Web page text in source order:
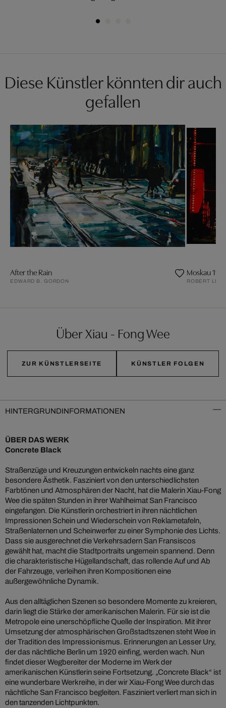
Diese Künstler könnten dir auch
gefallen
After the Rain
EDWARD B. GORDON
Moskau
ROBERT
Über Xiau - Fong Wee
ZUR KÜNSTLERSEITE KÜNSTLER FOLGEN
HINTERGRUNDINFORMATIONEN
ÜBER DAS WERK
Concrete Black
Straßenzüge und Kreuzungen entwickeln nachts eine ganz
besondere Ästhetik. Fasziniert von den unterschiedlichsten
Farbtönen und Atmosphären der Nacht, hat die Malerin Xiau-Fong
Wee die späten Stunden in ihrer Wahlheimat San Francisco
eingefangen. Die Künstlerin orchestriert in ihren nächtlichen
Impressionen Schein und Wiederschein von Reklametafeln,
Straßenlaternen und Scheinwerfer zu einer Symphonie des Lichts.
Dass sie ausgerechnet die Verkehrsadern San Fransiscos
gewählt hat, macht die Stadtportraits ungemein spannend. Denn
die charakteristische Hügellandschaft, das rollende Auf und Ab
der Fahrzeuge, verleihen ihren Kompositionen eine
außergewöhnliche Dynamik.
Aus den alltäglichen Szenen so besondere Momente zu kreieren,
darin liegt die Stärke der amerikanischen Malerin. Für sie ist die
Metropole eine unerschöpfliche Quelle der Inspiration. Mit ihrer
Umsetzung der atmosphärischen Großstadtszenen steht Wee in
der Tradition des Impressionismus. Erinnerungen an Lesser Ury,
der das nächtliche Berlin um 1920 einfing, werden wach. Nun
findet dieser Wegbereiter der Moderne im Werk der
amerikanischen Künstlerin seine Fortsetzung. „Concrete Black“ ist
eine wunderbare Werkreihe, in der wir Xiau-Fong Wee durch das
nächtliche San Francisco begleiten. Fasziniert verliert man sich in
den tanzenden Lichtpunkten.